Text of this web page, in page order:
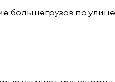
большегрузов по улице